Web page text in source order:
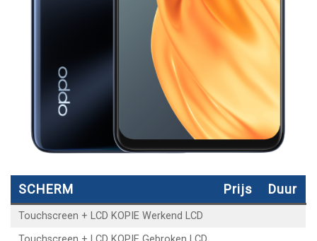
SCHERM Prijs Duur
Touchscreen + LCD KOPIE Werkend LCD